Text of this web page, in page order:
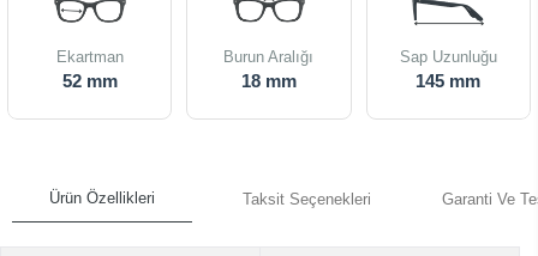
Ekartman
52 mm
Burun Aralığı
18 mm
Sap Uzunluğu
145 mm
Ürün Özellikleri Taksit Seçenekleri Garanti Ve